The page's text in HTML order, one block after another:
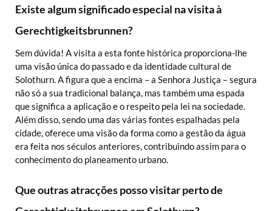
Existe algum significado especial na visita à
Gerechtigkeitsbrunnen?
Sem dúvida! A visita a esta fonte histórica proporciona-lhe
uma visão única do passado e da identidade cultural de
Solothurn. A figura que a encima – a Senhora Justiça – segura
não só a sua tradicional balança, mas também uma espada
que significa a aplicação e o respeito pela lei na sociedade.
Além disso, sendo uma das várias fontes espalhadas pela
cidade, oferece uma visão da forma como a gestão da água
era feita nos séculos anteriores, contribuindo assim para o
conhecimento do planeamento urbano.
Que outras atracções posso visitar perto de